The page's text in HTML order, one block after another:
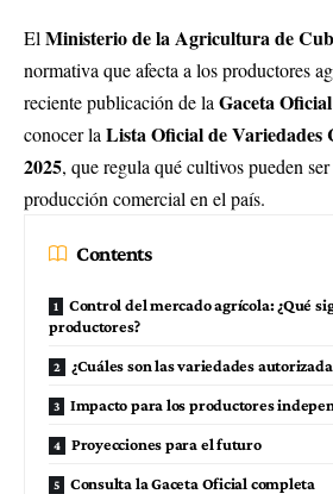
El Ministerio de la Agricultura de
normativa que afecta a los productores
reciente publicación de la Gaceta
conocer la Lista Oficial de Variedades
2025, que regula qué cultivos pueden
producción comercial en el país.
Contents
Control del mercado agrícola: ¿Qué
productores?
¿Cuáles son las variedades
Impacto para los productores
Proyecciones para el futuro
Consulta la Gaceta Oficial completa